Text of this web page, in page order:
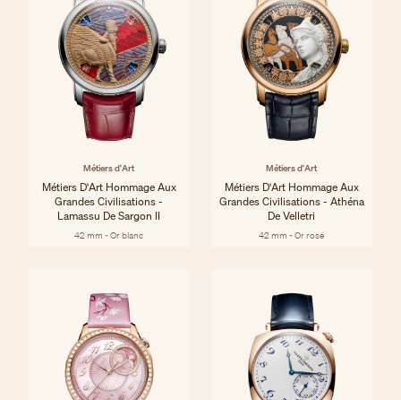
Métiers d'Art
Métiers D'Art Hommage Aux
Grandes Civilisations -
Lamassu De Sargon II
42 mm - Or blanc
Métiers d'Art
Métiers D'Art Hommage Aux
Grandes Civilisations - Athéna
De Velletri
42 mm - Or rose